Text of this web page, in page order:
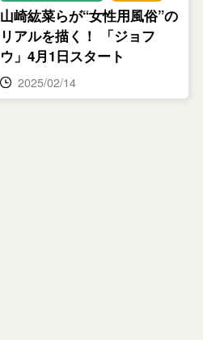
山崎紘菜らが“女性用風俗”の
リアルを描く！ 「ジョフ
ウ」4月1日スタート
2025/02/14